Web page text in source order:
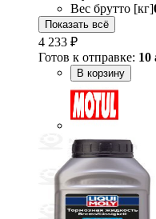
Вес брутто [кг]
Показать всё
4 233 ₽
Готов к отправке: 10
В корзину